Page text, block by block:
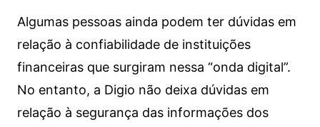
Algumas pessoas ainda podem ter dúvidas em
relação à confiabilidade de instituições
financeiras que surgiram nessa “onda digital”.
No entanto, a Digio não deixa dúvidas em
relação à segurança das informações dos